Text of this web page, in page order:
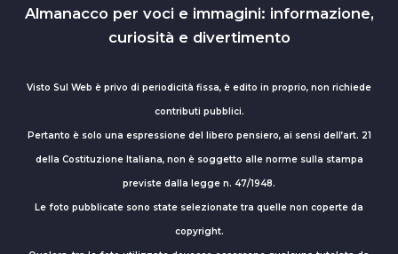
Almanacco per voci e immagini: informazione,
curiosità e divertimento
Visto Sul Web è privo di periodicità fissa, è edito in proprio, non richiede
contributi pubblici.
Pertanto è solo una espressione del libero pensiero, ai sensi dell’art. 21
della Costituzione Italiana, non è soggetto alle norme sulla stampa
previste dalla legge n. 47/1948.
Le foto pubblicate sono state selezionate tra quelle non coperte da
copyright.